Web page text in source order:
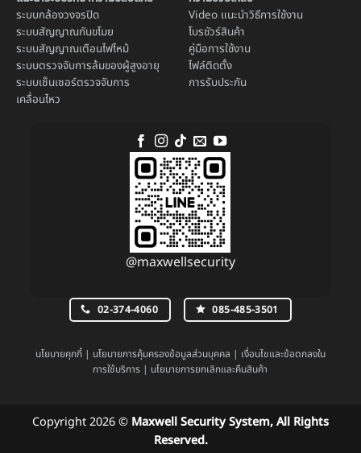
ระบบกล้องวงจรปิด
ระบบสัญญาณกันขโมย
ระบบสัญญาณเตือนไฟไหม้
ระบบตรวจจับการล้มของผู้สูงอายุ
ระบบเซ็นเซอร์ตรวจจับการ
เคลื่อนไหว
Video แนะนำวิธีการใช้งาน
โบรชัวร์สินค้า
คู่มือการใช้งาน
ไฟล์ติดตั้ง
การรับประกัน
@maxwellsecurity
02-374-4060 085-485-3501
นโยบายคุกกี้| นโยบายการคุ้มครองข้อมูลส่วนบุคคล | เงื่อนไขและข้อตกลงใน
การใช้บริการ | นโยบายการยกเลิกและคืนสินค้า
Copyright 2026 © Maxwell Security System, All Rights
Reserved.